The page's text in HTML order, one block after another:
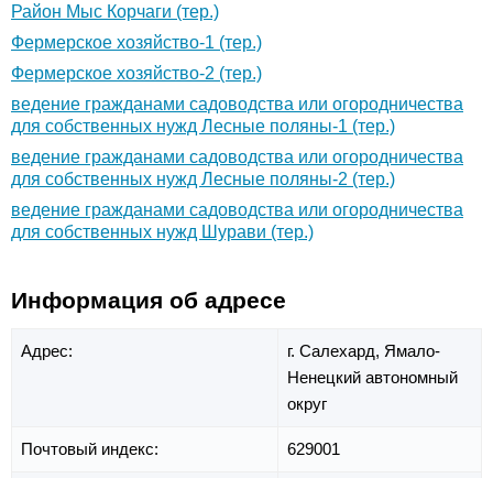
Район Мыс Корчаги (тер.)
Фермерское хозяйство-1 (тер.)
Фермерское хозяйство-2 (тер.)
ведение гражданами садоводства или огородничества
для собственных нужд Лесные поляны-1 (тер.)
ведение гражданами садоводства или огородничества
для собственных нужд Лесные поляны-2 (тер.)
ведение гражданами садоводства или огородничества
для собственных нужд Шурави (тер.)
Информация об адресе
Адрес: г. Салехард, Ямало-
Ненецкий автономный
округ
Почтовый индекс: 629001